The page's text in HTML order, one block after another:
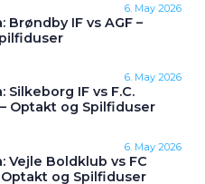
6. May 2026
Brøndby IF vs AGF –
6. May 2026
Silkeborg IF vs F.C.
Optakt og Spilfiduser
6. May 2026
Vejle Boldklub vs FC
og Spilfiduser